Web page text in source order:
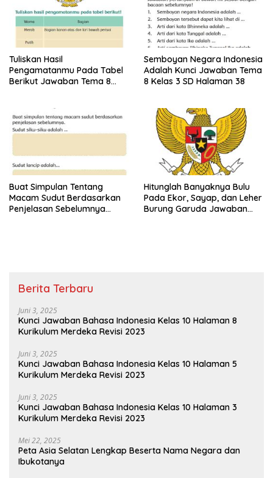
Tuliskan Hasil
Pengamatanmu Pada Tabel
Berikut Jawaban Tema 8
Semboyan Negara Indonesia
Adalah Kunci Jawaban Tema
8 Kelas 3 SD Halaman 38
Buat Simpulan Tentang
Macam Sudut Berdasarkan
Penjelasan Sebelumnya
Hitunglah Banyaknya Bulu
Pada Ekor, Sayap, dan Leher
Burung Garuda Jawaban
Berita Terbaru
Juni 3, 2025
Kunci Jawaban Bahasa Indonesia Kelas 10 Halaman 8
Kurikulum Merdeka Revisi 2023
Juni 3, 2025
Kunci Jawaban Bahasa Indonesia Kelas 10 Halaman 5
Kurikulum Merdeka Revisi 2023
Juni 3, 2025
Kunci Jawaban Bahasa Indonesia Kelas 10 Halaman 3
Kurikulum Merdeka Revisi 2023
Mei 22, 2025
Peta Asia Selatan Lengkap Beserta Nama Negara dan
Ibukotanya